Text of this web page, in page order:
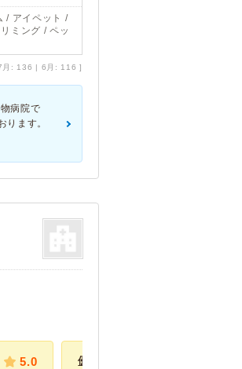
/ アイペット /
ミング / ペッ
月: 136 | 6月: 116 ]
病院で
ます。
5.0 優しい先生、看護師さんです。